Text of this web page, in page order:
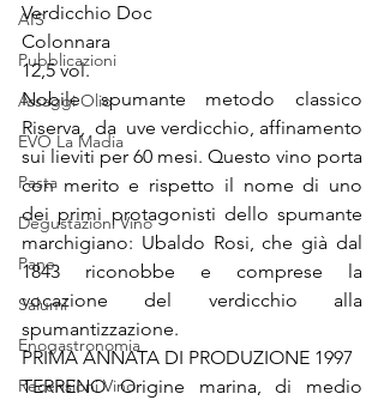
AIS
Pubblicazioni
Assaggi Olio
EVO La Madia
Pasta
Degustazioni Vino
Pane
Salumi
Enogastronomia
Recensioni Vino
Verdicchio Doc
Colonnara
12,5 vol.
Nobile spumante metodo classico
Riserva,  da  uve verdicchio, affinamento
sui lieviti per 60 mesi. Questo vino porta
con merito e rispetto il nome di uno
dei primi protagonisti dello spumante
marchigiano: Ubaldo Rosi, che già dal
1843 riconobbe e comprese la
vocazione del verdicchio alla
spumantizzazione.
PRIMA ANNATA DI PRODUZIONE 1997
TERRENO Origine marina, di medio